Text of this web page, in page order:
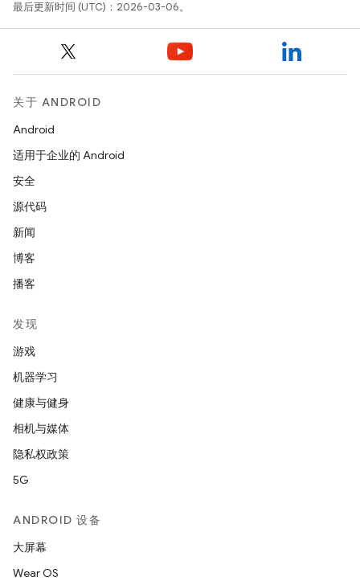
最后更新时间 (UTC)：2026-03-06。
关于 ANDROID
Android
适用于企业的 Android
安全
源代码
新闻
博客
播客
发现
游戏
机器学习
健康与健身
相机与媒体
隐私权政策
5G
ANDROID 设备
大屏幕
Wear OS